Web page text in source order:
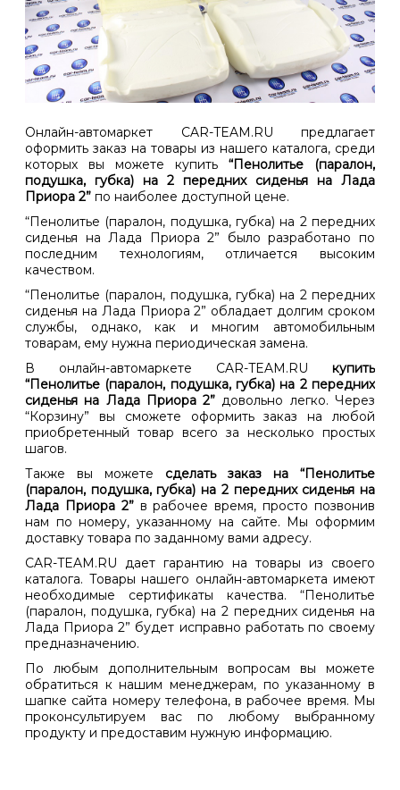
Онлайн-автомаркет CAR-TEAM.RU предлагает
оформить заказ на товары из нашего каталога, среди
которых вы можете купить “Пенолитье (паралон,
подушка, губка) на 2 передних сиденья на Лада
Приора 2” по наиболее доступной цене.
“Пенолитье (паралон, подушка, губка) на 2 передних
сиденья на Лада Приора 2” было разработано по
последним технологиям, отличается высоким
качеством.
“Пенолитье (паралон, подушка, губка) на 2 передних
сиденья на Лада Приора 2” обладает долгим сроком
службы, однако, как и многим автомобильным
товарам, ему нужна периодическая замена.
В онлайн-автомаркете CAR-TEAM.RU купить
“Пенолитье (паралон, подушка, губка) на 2 передних
сиденья на Лада Приора 2” довольно легко. Через
“Корзину” вы сможете оформить заказ на любой
приобретенный товар всего за несколько простых
шагов.
Также вы можете сделать заказ на “Пенолитье
(паралон, подушка, губка) на 2 передних сиденья на
Лада Приора 2”в рабочее время, просто позвонив
нам по номеру, указанному на сайте. Мы оформим
доставку товара по заданному вами адресу.
CAR-TEAM.RU дает гарантию на товары из своего
каталога. Товары нашего онлайн-автомаркета имеют
необходимые сертификаты качества. “Пенолитье
(паралон, подушка, губка) на 2 передних сиденья на
Лада Приора 2” будет исправно работать по своему
предназначению.
По любым дополнительным вопросам вы можете
обратиться к нашим менеджерам, по указанному в
шапке сайта номеру телефона, в рабочее время. Мы
проконсультируем вас по любому выбранному
продукту и предоставим нужную информацию.